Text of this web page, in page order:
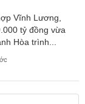
Vĩnh Lương,
tỷ đồng vừa
Hòa trình...